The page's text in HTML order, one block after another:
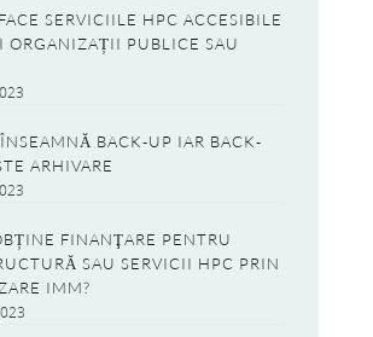
SERVICIILE HPC ACCESIBILE
ORGANIZAȚII PUBLICE SAU
BACK-UP IAR BACK-
ARHIVARE
FINANŢARE PENTRU
SAU SERVICII HPC PRIN
IMM?